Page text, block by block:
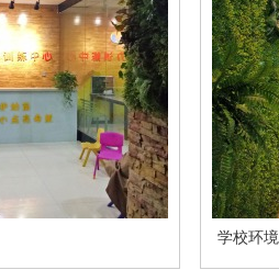
学校环境